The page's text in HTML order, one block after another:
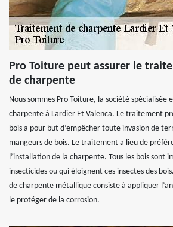
Pro Toiture peut assurer le
de charpente
Nous sommes Pro Toiture, la société
charpente à Lardier Et Valenca. Le traitement
bois a pour but d’empêcher toute invasion de
mangeurs de bois. Le traitement a lieu de
l’installation de la charpente. Tous les bois sont
insecticides ou qui éloignent ces insectes des
de charpente métallique consiste à appliquer
le protéger de la corrosion.